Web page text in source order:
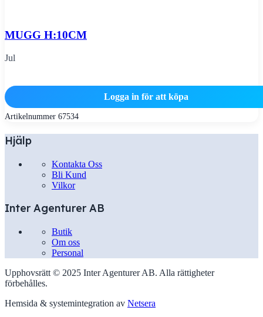
MUGG H:10CM
Jul
Logga in för att köpa
Artikelnummer 67534
Hjälp
Kontakta Oss
Bli Kund
Vilkor
Inter Agenturer AB
Butik
Om oss
Personal
Upphovsrätt © 2025 Inter Agenturer AB. Alla rättigheter
förbehålles.
Hemsida & systemintegration av Netsera